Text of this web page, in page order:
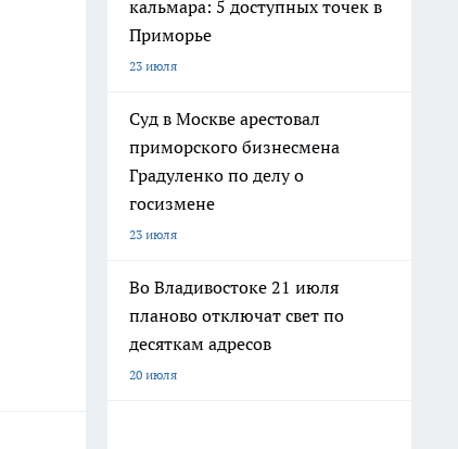
кальмара: 5 доступных точек в
Приморье
23 июля
Суд в Москве арестовал
приморского бизнесмена
Градуленко по делу о
госизмене
23 июля
Во Владивостоке 21 июля
планово отключат свет по
десяткам адресов
20 июля